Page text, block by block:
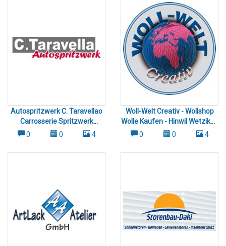
Autospritzwerk C. Taravellao
Carrosserie Spritzwerk
Wetzikon - Gossau
0 0 4
Woll-Welt Creativ - Wollshop
Wolle Kaufen - Hinwil Wetzikon
Pfäffikon
0 0 4